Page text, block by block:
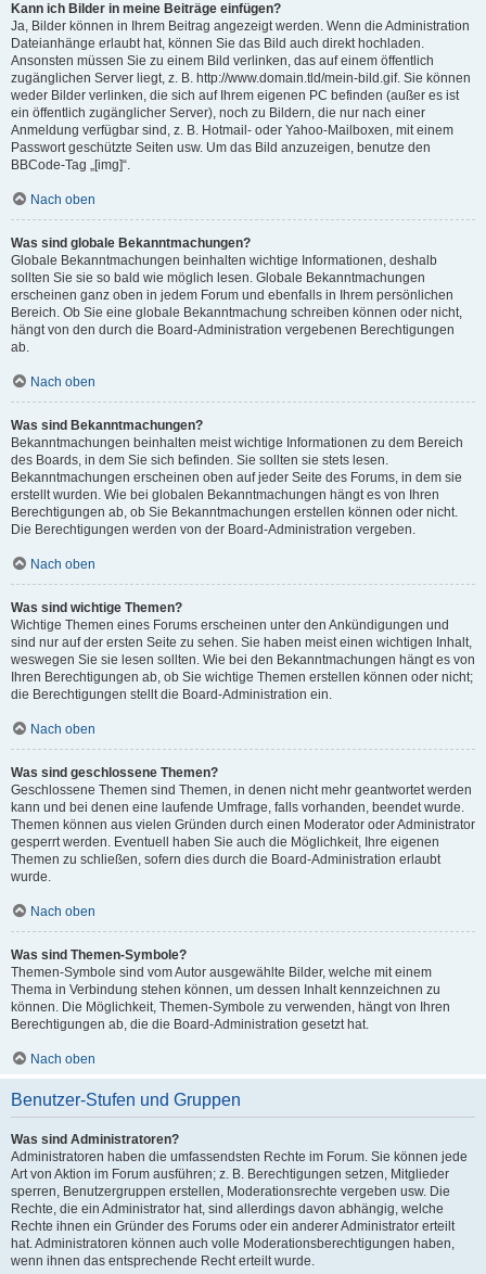
Kann ich Bilder in meine Beiträge einfügen?
Ja, Bilder können in Ihrem Beitrag angezeigt werden. Wenn die Administration
Dateianhänge erlaubt hat, können Sie das Bild auch direkt hochladen.
Ansonsten müssen Sie zu einem Bild verlinken, das auf einem öffentlich
zugänglichen Server liegt, z. B. http://www.domain.tld/mein-bild.gif. Sie können
weder Bilder verlinken, die sich auf Ihrem eigenen PC befinden (außer es ist
ein öffentlich zugänglicher Server), noch zu Bildern, die nur nach einer
Anmeldung verfügbar sind, z. B. Hotmail- oder Yahoo-Mailboxen, mit einem
Passwort geschützte Seiten usw. Um das Bild anzuzeigen, benutze den
BBCode-Tag „[img]“.
Nach oben
Was sind globale Bekanntmachungen?
Globale Bekanntmachungen beinhalten wichtige Informationen, deshalb
sollten Sie sie so bald wie möglich lesen. Globale Bekanntmachungen
erscheinen ganz oben in jedem Forum und ebenfalls in Ihrem persönlichen
Bereich. Ob Sie eine globale Bekanntmachung schreiben können oder nicht,
hängt von den durch die Board-Administration vergebenen Berechtigungen
ab.
Nach oben
Was sind Bekanntmachungen?
Bekanntmachungen beinhalten meist wichtige Informationen zu dem Bereich
des Boards, in dem Sie sich befinden. Sie sollten sie stets lesen.
Bekanntmachungen erscheinen oben auf jeder Seite des Forums, in dem sie
erstellt wurden. Wie bei globalen Bekanntmachungen hängt es von Ihren
Berechtigungen ab, ob Sie Bekanntmachungen erstellen können oder nicht.
Die Berechtigungen werden von der Board-Administration vergeben.
Nach oben
Was sind wichtige Themen?
Wichtige Themen eines Forums erscheinen unter den Ankündigungen und
sind nur auf der ersten Seite zu sehen. Sie haben meist einen wichtigen Inhalt,
weswegen Sie sie lesen sollten. Wie bei den Bekanntmachungen hängt es von
Ihren Berechtigungen ab, ob Sie wichtige Themen erstellen können oder nicht;
die Berechtigungen stellt die Board-Administration ein.
Nach oben
Was sind geschlossene Themen?
Geschlossene Themen sind Themen, in denen nicht mehr geantwortet werden
kann und bei denen eine laufende Umfrage, falls vorhanden, beendet wurde.
Themen können aus vielen Gründen durch einen Moderator oder Administrator
gesperrt werden. Eventuell haben Sie auch die Möglichkeit, Ihre eigenen
Themen zu schließen, sofern dies durch die Board-Administration erlaubt
wurde.
Nach oben
Was sind Themen-Symbole?
Themen-Symbole sind vom Autor ausgewählte Bilder, welche mit einem
Thema in Verbindung stehen können, um dessen Inhalt kennzeichnen zu
können. Die Möglichkeit, Themen-Symbole zu verwenden, hängt von Ihren
Berechtigungen ab, die die Board-Administration gesetzt hat.
Nach oben
Benutzer-Stufen und Gruppen
Was sind Administratoren?
Administratoren haben die umfassendsten Rechte im Forum. Sie können jede
Art von Aktion im Forum ausführen; z. B. Berechtigungen setzen, Mitglieder
sperren, Benutzergruppen erstellen, Moderationsrechte vergeben usw. Die
Rechte, die ein Administrator hat, sind allerdings davon abhängig, welche
Rechte ihnen ein Gründer des Forums oder ein anderer Administrator erteilt
hat. Administratoren können auch volle Moderationsberechtigungen haben,
wenn ihnen das entsprechende Recht erteilt wurde.